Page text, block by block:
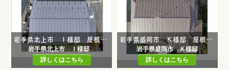
岩手県北上市 Ｉ様邸 屋根葺き替え工事・外壁塗装工事
岩手県北上市 Ｉ様邸
詳しくはこちら
岩手県盛岡市 Ｋ様邸 屋根葺き替え工事
岩手県盛岡市 Ｋ様邸
詳しくはこちら